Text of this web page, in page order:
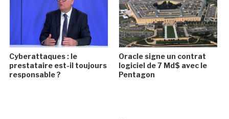
Cyberattaques : le
prestataire est-il toujours
responsable ?
Oracle signe un contrat
logiciel de 7 Md$ avec le
Pentagon